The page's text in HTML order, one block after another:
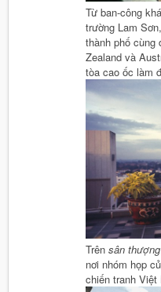
Từ ban-công
trường Lam
thành phố cùng
Zealand và
tòa cao ốc làm
Trên sân
nơi nhóm họp
chiến tranh